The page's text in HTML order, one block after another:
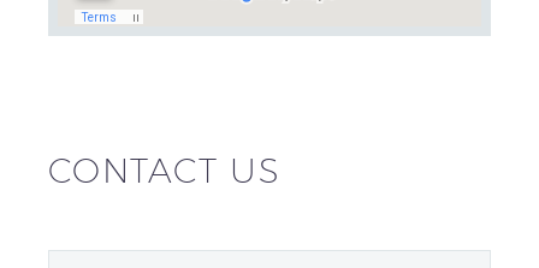
CONTACT US